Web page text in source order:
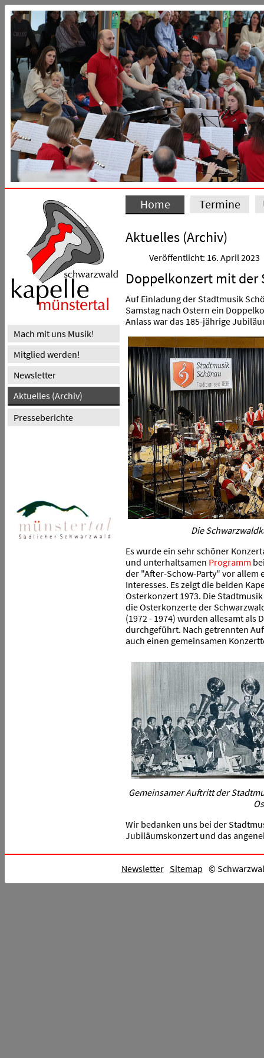
Mach mit uns Musik!
Mitglied werden!
Newsletter
Aktuelles (Archiv)
Presseberichte
Home Termine
Aktuelles (Archiv)
Veröffentlicht: 16. April 2023
Doppelkonzert mit der
Auf Einladung der Stadtmusik
Samstag nach Ostern ein
Anlass war das 185-jährige
Die
Es wurde ein sehr schöner
und unterhaltsamen Programm
der "After-Schow-Party" vor allem
Interesses. Es zeigt die beiden
Osterkonzert 1973. Die
die Osterkonzerte der
(1972 - 1974) wurden allesamt
durchgeführt. Nach getrennten
auch einen gemeinsamen
Gemeinsamer Auftritt der
Wir bedanken uns bei der
Jubiläumskonzert und das
Newsletter Sitemap ©